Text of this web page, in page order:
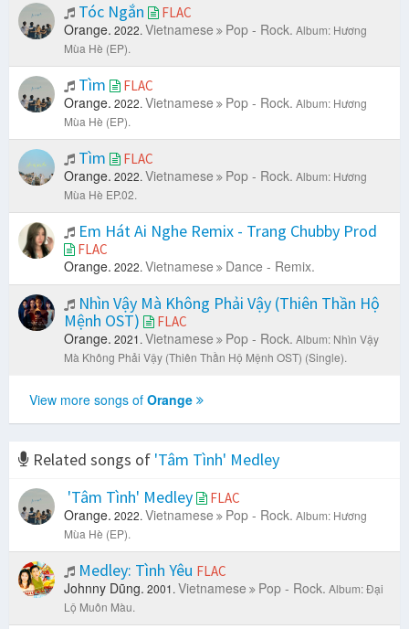
Tóc Ngắn FLAC
Orange. 2022. Vietnamese Pop - Rock. Album: Hương
Mùa Hè (EP).
Tìm FLAC
Orange. 2022. Vietnamese Pop - Rock. Album: Hương
Mùa Hè (EP).
Tìm FLAC
Orange. 2022. Vietnamese Pop - Rock. Album: Hương
Mùa Hè EP.02.
Em Hát Ai Nghe Remix - Trang Chubby Prod
FLAC
Orange. 2022. Vietnamese Dance - Remix.
Nhìn Vậy Mà Không Phải Vậy (Thiên Thần Hộ
Mệnh OST)
FLAC
Orange. 2021. Vietnamese Pop - Rock. Album: Nhìn Vậy
Mà Không Phải Vậy (Thiên Thần Hộ Mệnh OST) (Single).
View more songs of Orange
Related songs of 'Tâm Tình' Medley
'Tâm Tình' Medley
FLAC
Orange. 2022. Vietnamese Pop - Rock. Album: Hương
Mùa Hè (EP).
Medley: Tình Yêu FLAC
Johnny Dũng. 2001. Vietnamese Pop - Rock. Album: Đại
Lộ Muôn Màu.